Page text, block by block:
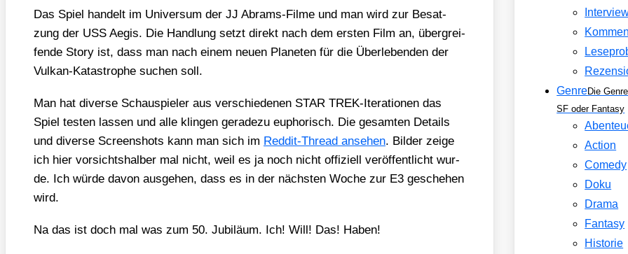
Das Spiel han­delt im Uni­ver­sum der JJ Abrams-Fil­me und man wird zur Besat­
zung der USS Aegis. Die Hand­lung setzt direkt nach dem ers­ten Film an, über­grei­
fen­de Sto­ry ist, dass man nach einem neu­en Pla­ne­ten für die Über­le­ben­den der
Vul­kan-Kata­stro­phe suchen soll.
Man hat diver­se Schau­spie­ler aus ver­schie­de­nen STAR TREK-Ite­ra­tio­nen das
Spiel tes­ten las­sen und alle klin­gen gera­de­zu eupho­risch. Die gesam­ten Details
und diver­se Screen­shots kann man sich im Red­dit-Thread anse­hen. Bil­der zei­ge
ich hier vor­sichts­hal­ber mal nicht, weil es ja noch nicht offi­zi­ell ver­öf­fent­licht wur­
de. Ich wür­de davon aus­ge­hen, dass es in der nächs­ten Woche zur E3 gesche­hen
wird.
Na das ist doch mal was zum 50. Jubi­lä­um. Ich! Will! Das! Haben!
GenreDie
SF oder Fantasy
Action
Comedy
Doku
Drama
Fantasy
Historie